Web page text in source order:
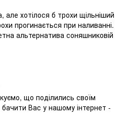
хотілося б трохи щільніший
прогинається при наливанні.
альтернатива соняшниковій
що поділились своїм
Вас у нашому інтернет -